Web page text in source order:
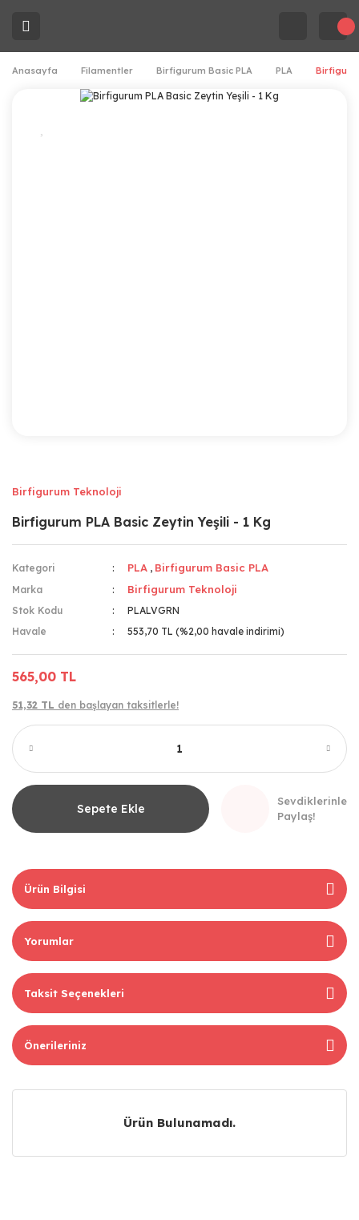
Anasayfa Filamentler Birfigurum Basic PLA PLA
Birfigurum Teknoloji
Birfigurum PLA Basic Zeytin Yeşili - 1 Kg
Kategori PLA , Birfigurum Basic PLA
Marka Birfigurum Teknoloji
Stok Kodu
PLALVGRN
Havale
553,70 TL (%2,00 havale indirimi)
565,00 TL
51,32 TL den başlayan taksitlerle!
Sepete Ekle
Sevdiklerinle
Paylaş!
Ürün Bilgisi
Yorumlar
Taksit Seçenekleri
Önerileriniz
Ürün Bulunamadı.